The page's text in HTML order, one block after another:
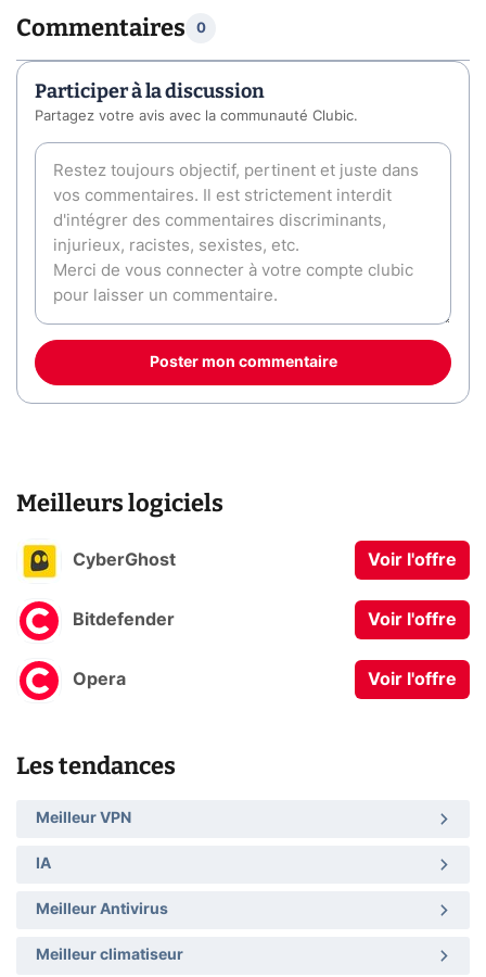
Commentaires 0
Participer à la discussion
Partagez votre avis avec la communauté Clubic.
Poster mon commentaire
Meilleurs logiciels
CyberGhost Voir l'offre
Bitdefender Voir l'offre
Opera Voir l'offre
Les tendances
Meilleur VPN
IA
Meilleur Antivirus
Meilleur climatiseur